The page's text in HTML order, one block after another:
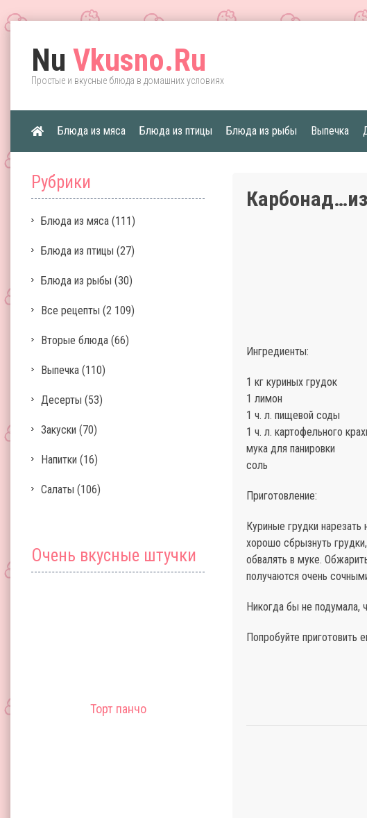
Nu Vkusno.Ru
Простые и вкусные блюда в домашних условиях
Блюда из мяса Блюда из птицы Блюда из рыбы Выпечка
Рубрики
Блюда из мяса (111)
Блюда из птицы (27)
Блюда из рыбы (30)
Все рецепты (2 109)
Вторые блюда (66)
Выпечка (110)
Десерты (53)
Закуски (70)
Напитки (16)
Салаты (106)
Очень вкусные штучки
Торт панчо
Ингредиенты:
1 кг куриных грудок
1 лимон
1 ч. л. пищевой соды
1 ч. л. картофельного
мука для панировки
соль
Приготовление:
Куриные грудки
хорошо сбрызнуть
обвалять в муке.
получаются очень
Никогда бы не подумала,
Попробуйте приготовить